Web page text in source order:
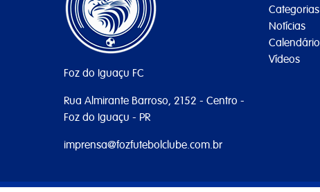
Foz do Iguaçu FC
Rua Almirante Barroso, 2152 - Centro -
Foz do Iguaçu - PR
imprensa@fozfutebolclube.com.br
Categorias
Notícias
Calendário
Vídeos